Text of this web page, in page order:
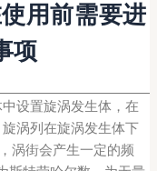
用前需要进
项
设置旋涡发生体，在
涡列在旋涡发生体下
涡街会产生一定的频